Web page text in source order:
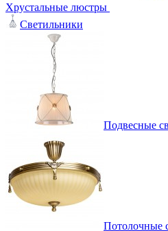
Хрустальные люстры
Светильники
Подвесные
Потолочные